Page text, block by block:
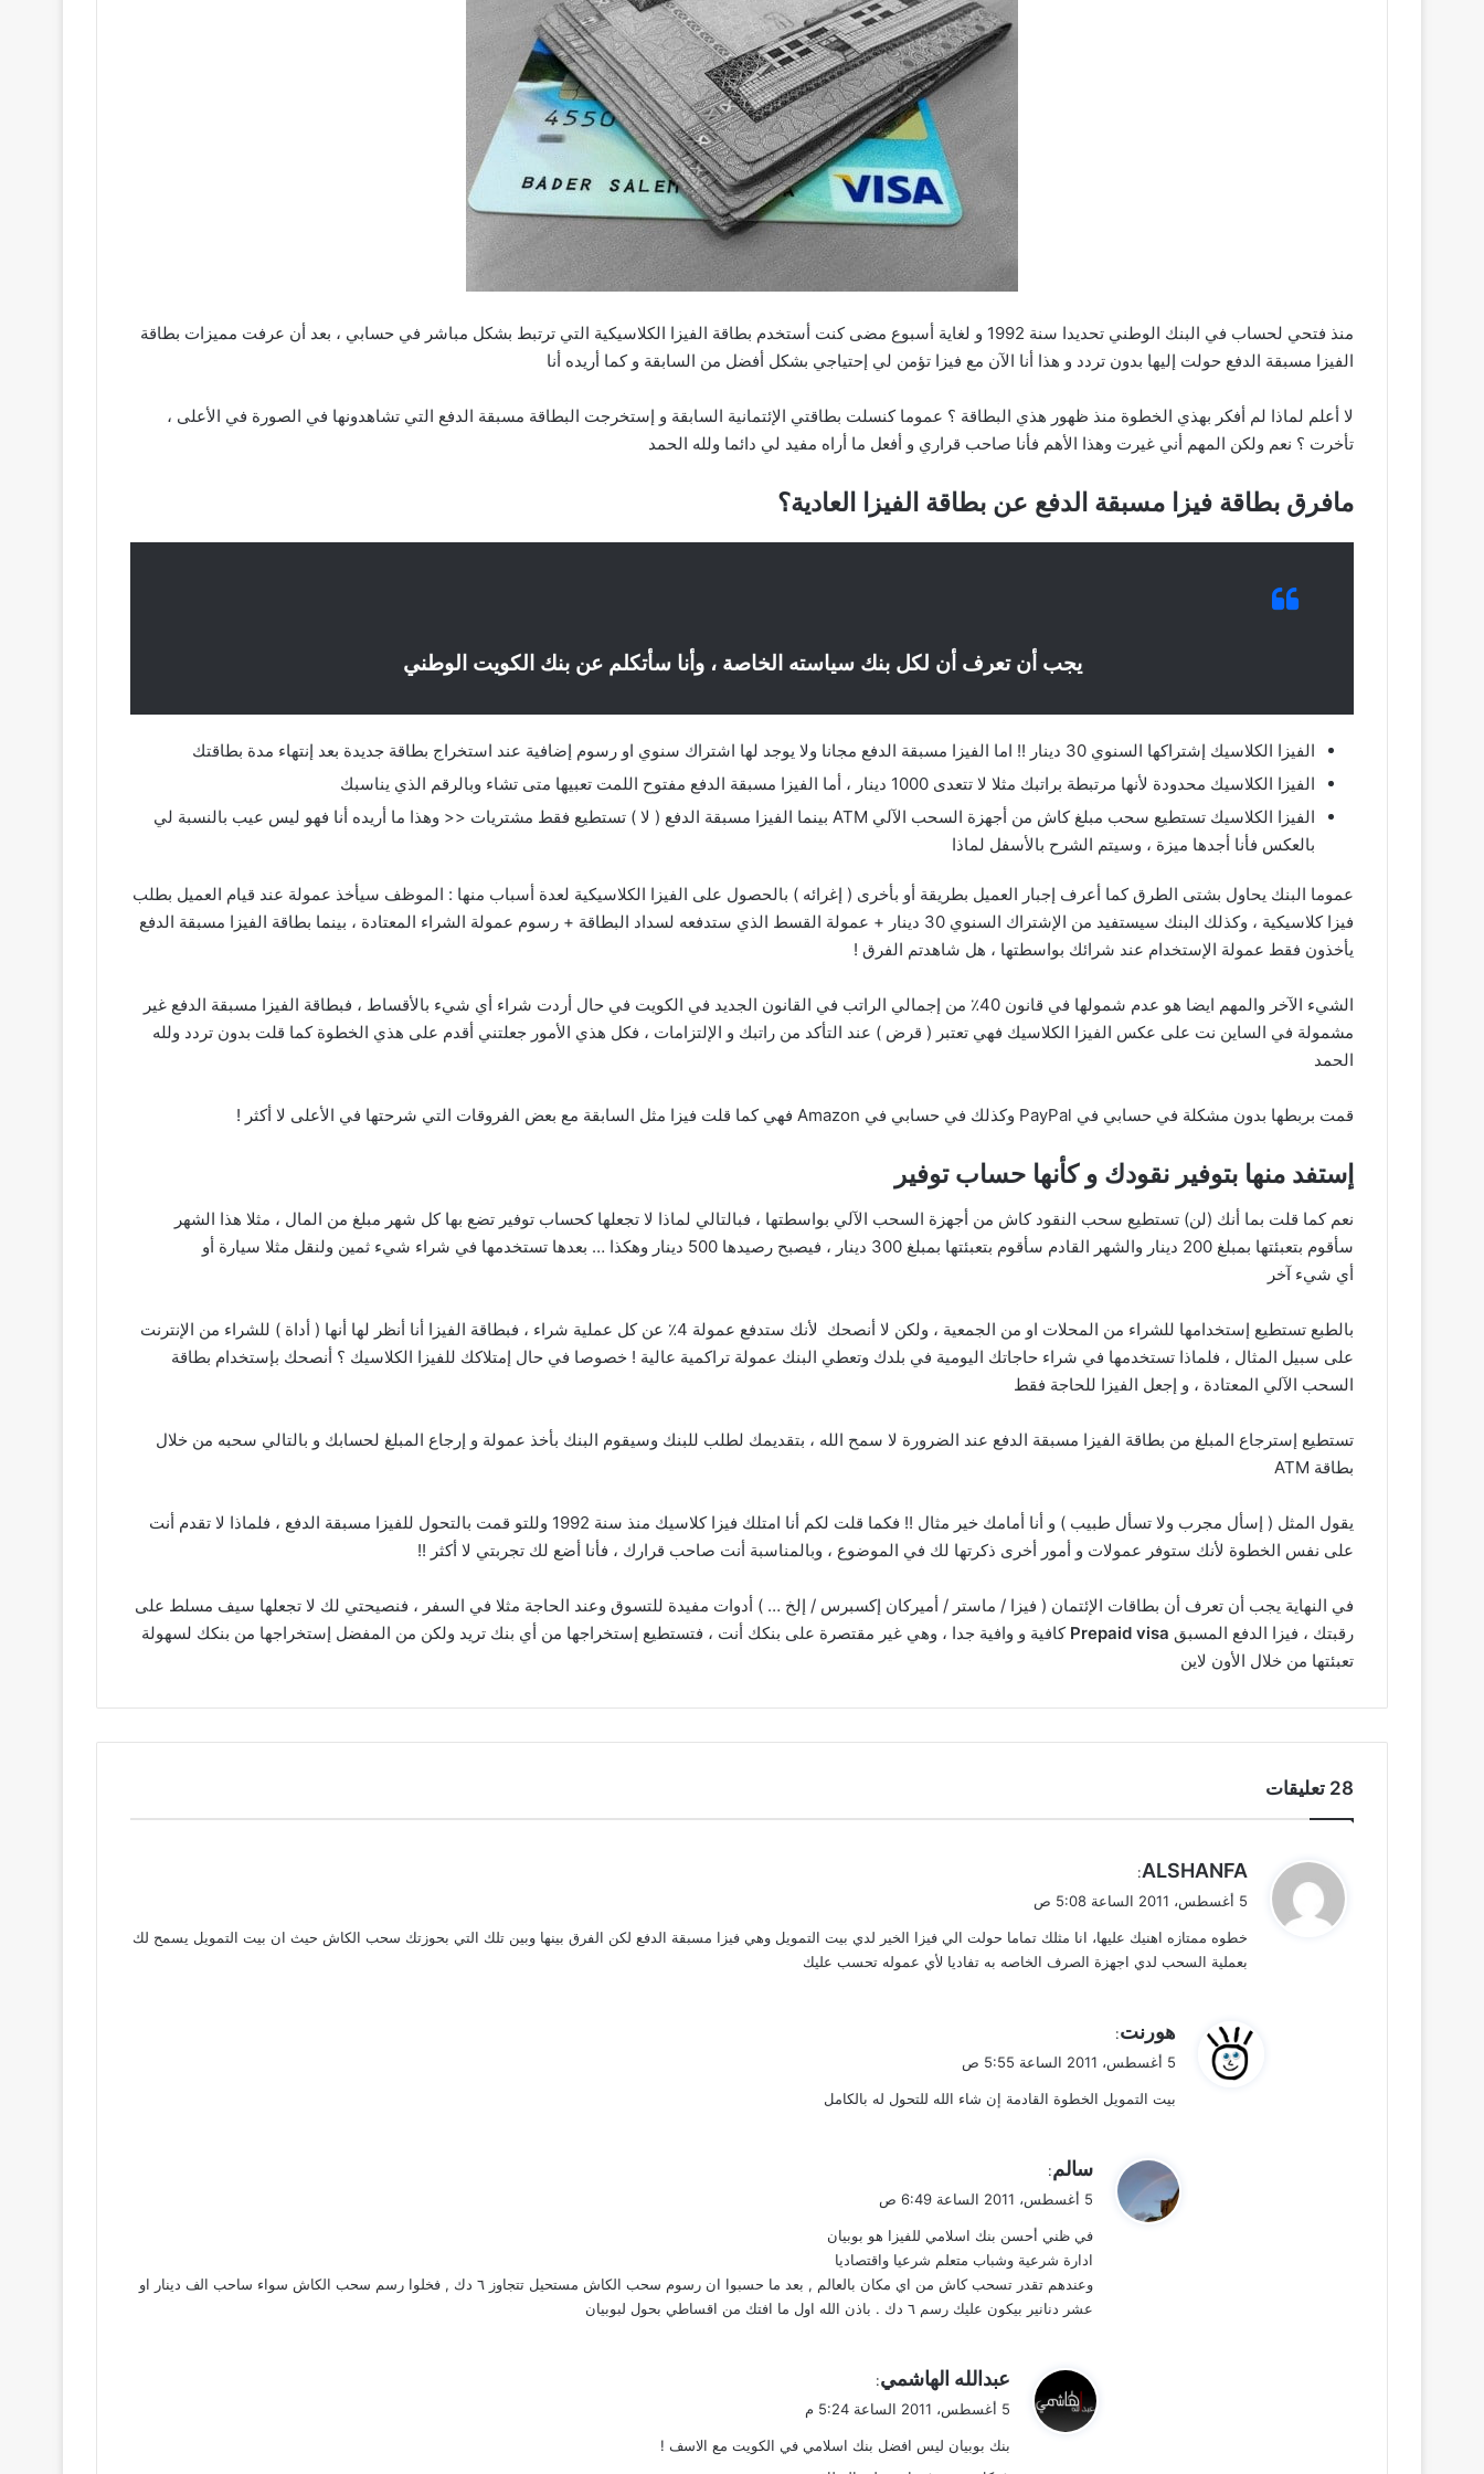
منذ فتحي لحساب في البنك الوطني تحديدا سنة 1992 و لغاية أسبوع مضى كنت أستخدم بطاقة الفيزا الكلاسيكية التي ترتبط بشكل مباشر في حسابي ، بعد أن عرفت مميزات بطاقة
الفيزا مسبقة الدفع حولت إليها بدون تردد و هذا أنا الآن مع فيزا تؤمن لي إحتياجي بشكل أفضل من السابقة و كما أريده أنا
لا أعلم لماذا لم أفكر بهذي الخطوة منذ ظهور هذي البطاقة ؟ عموما كنسلت بطاقتي الإئتمانية السابقة و إستخرجت البطاقة مسبقة الدفع التي تشاهدونها في الصورة في الأعلى ،
تأخرت ؟ نعم ولكن المهم أني غيرت وهذا الأهم فأنا صاحب قراري و أفعل ما أراه مفيد لي دائما ولله الحمد
مافرق بطاقة فيزا مسبقة الدفع عن بطاقة الفيزا العادية؟
يجب أن تعرف أن لكل بنك سياسته الخاصة ، وأنا سأتكلم عن بنك الكويت الوطني
الفيزا الكلاسيك إشتراكها السنوي 30 دينار !! اما الفيزا مسبقة الدفع مجانا ولا يوجد لها اشتراك سنوي او رسوم إضافية عند استخراج بطاقة جديدة بعد إنتهاء مدة بطاقتك
الفيزا الكلاسيك محدودة لأنها مرتبطة براتبك مثلا لا تتعدى 1000 دينار ، أما الفيزا مسبقة الدفع مفتوح اللمت تعبيها متى تشاء وبالرقم الذي يناسبك
الفيزا الكلاسيك تستطيع سحب مبلغ كاش من أجهزة السحب الآلي ATM بينما الفيزا مسبقة الدفع ( لا ) تستطيع فقط مشتريات << وهذا ما أريده أنا فهو ليس عيب بالنسبة لي
بالعكس فأنا أجدها ميزة ، وسيتم الشرح بالأسفل لماذا
عموما البنك يحاول بشتى الطرق كما أعرف إجبار العميل بطريقة أو بأخرى ( إغرائه ) بالحصول على الفيزا الكلاسيكية لعدة أسباب منها : الموظف سيأخذ عمولة عند قيام العميل بطلب
فيزا كلاسيكية ، وكذلك البنك سيستفيد من الإشتراك السنوي 30 دينار + عمولة القسط الذي ستدفعه لسداد البطاقة + رسوم عمولة الشراء المعتادة ، بينما بطاقة الفيزا مسبقة الدفع
يأخذون فقط عمولة الإستخدام عند شرائك بواسطتها ، هل شاهدتم الفرق !
الشيء الآخر والمهم ايضا هو عدم شمولها في قانون 40٪ من إجمالي الراتب في القانون الجديد في الكويت في حال أردت شراء أي شيء بالأقساط ، فبطاقة الفيزا مسبقة الدفع غير
مشمولة في الساين نت على عكس الفيزا الكلاسيك فهي تعتبر ( قرض ) عند التأكد من راتبك و الإلتزامات ، فكل هذي الأمور جعلتني أقدم على هذي الخطوة كما قلت بدون تردد ولله
الحمد
قمت بربطها بدون مشكلة في حسابي في PayPal وكذلك في حسابي في Amazon فهي كما قلت فيزا مثل السابقة مع بعض الفروقات التي شرحتها في الأعلى لا أكثر !
إستفد منها بتوفير نقودك و كأنها حساب توفير
نعم كما قلت بما أنك (لن) تستطيع سحب النقود كاش من أجهزة السحب الآلي بواسطتها ، فبالتالي لماذا لا تجعلها كحساب توفير تضع بها كل شهر مبلغ من المال ، مثلا هذا الشهر
سأقوم بتعبئتها بمبلغ 200 دينار والشهر القادم سأقوم بتعبئتها بمبلغ 300 دينار ، فيصبح رصيدها 500 دينار وهكذا … بعدها تستخدمها في شراء شيء ثمين ولنقل مثلا سيارة أو
أي شيء آخر
بالطبع تستطيع إستخدامها للشراء من المحلات او من الجمعية ، ولكن لا أنصحك لأنك ستدفع عمولة 4٪ عن كل عملية شراء ، فبطاقة الفيزا أنا أنظر لها أنها ( أداة ) للشراء من الإنترنت
على سبيل المثال ، فلماذا تستخدمها في شراء حاجاتك اليومية في بلدك وتعطي البنك عمولة تراكمية عالية ! خصوصا في حال إمتلاكك للفيزا الكلاسيك ؟ أنصحك بإستخدام بطاقة
السحب الآلي المعتادة ، و إجعل الفيزا للحاجة فقط
تستطيع إسترجاع المبلغ من بطاقة الفيزا مسبقة الدفع عند الضرورة لا سمح الله ، بتقديمك لطلب للبنك وسيقوم البنك بأخذ عمولة و إرجاع المبلغ لحسابك و بالتالي سحبه من خلال
بطاقة ATM
يقول المثل ( إسأل مجرب ولا تسأل طبيب ) و أنا أمامك خير مثال !! فكما قلت لكم أنا امتلك فيزا كلاسيك منذ سنة 1992 وللتو قمت بالتحول للفيزا مسبقة الدفع ، فلماذا لا تقدم أنت
على نفس الخطوة لأنك ستوفر عمولات و أمور أخرى ذكرتها لك في الموضوع ، وبالمناسبة أنت صاحب قرارك ، فأنا أضع لك تجربتي لا أكثر !!
في النهاية يجب أن تعرف أن بطاقات الإئتمان ( فيزا / ماستر / أميركان إكسبرس / إلخ … ) أدوات مفيدة للتسوق وعند الحاجة مثلا في السفر ، فنصيحتي لك لا تجعلها سيف مسلط على
رقبتك ، فيزا الدفع المسبق Prepaid visa كافية و وافية جدا ، وهي غير مقتصرة على بنكك أنت ، فتستطيع إستخراجها من أي بنك تريد ولكن من المفضل إستخراجها من بنكك لسهولة
تعبئتها من خلال الأون لاين
‫28 تعليقات
ي
ل
ALSHANFA
:
5 أغسطس، 2011 الساعة 5:08 ص
خطوه ممتازه اهنيك عليها، انا مثلك تماما حولت الي فيزا الخير لدي بيت التمويل وهي فيزا مسبقة الدفع لكن الفرق بينها وبين تلك التي بحوزتك سحب الكاش حيث ان بيت التمويل يسمح لك
بعملية السحب لدي اجهزة الصرف الخاصه به تفاديا لأي عموله تحسب عليك
ل
هورنت:
5 أغسطس، 2011 الساعة 5:55 ص
بيت التمويل الخطوة القادمة إن شاء الله للتحول له بالكامل
ي
ل
سالم:
5 أغسطس، 2011 الساعة 6:49 ص
في ظني أحسن بنك اسلامي للفيزا هو بوبيان
ادارة شرعية وشباب متعلم شرعيا واقتصاديا
وعندهم تقدر تسحب كاش من اي مكان بالعالم , بعد ما حسبوا ان رسوم سحب الكاش مستحيل تتجاوز ٦ دك , فخلوا رسم سحب الكاش سواء ساحب الف دينار او
عشر دنانير بيكون عليك رسم ٦ دك . باذن الله اول ما افتك من اقساطي بحول لبوبيان
ي
ل
عبدالله الهاشمي:
5 أغسطس، 2011 الساعة 5:24 م
بنك بوبيان ليس افضل بنك اسلامي في الكويت مع الاسف !